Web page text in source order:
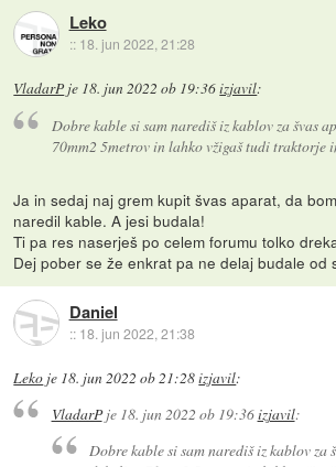
Leko
:: 18. jun 2022, 21:28
VladarP je 18. jun 2022 ob 19:36izjavil:
Dobre kable si sam narediš iz kablov za švas
70mm2 5metrov in lahko vžigaš tudi traktorje
Ja in sedaj naj grem kupit švas aparat, da
naredil kable. A jesi budala!
Ti pa res naserješ po celem forumu tolko
Dej pober se že enkrat pa ne delaj budale od
Daniel
:: 18. jun 2022, 21:38
Leko je 18. jun 2022 ob 21:28izjavil:
VladarPje 18. jun 2022 ob 19:36izjavil:
Dobre kable si sam narediš iz kablov za